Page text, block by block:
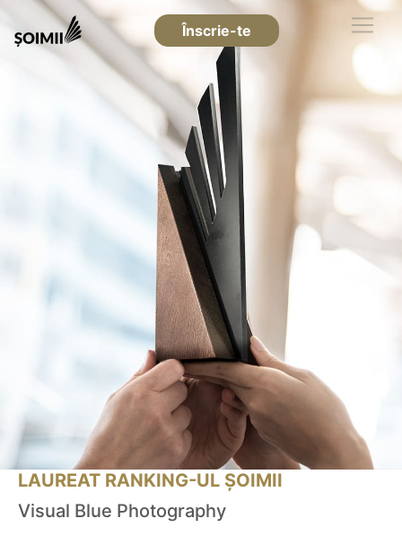
Înscrie-te
LAUREAT RANKING-UL ȘOIMII
Visual Blue Photography